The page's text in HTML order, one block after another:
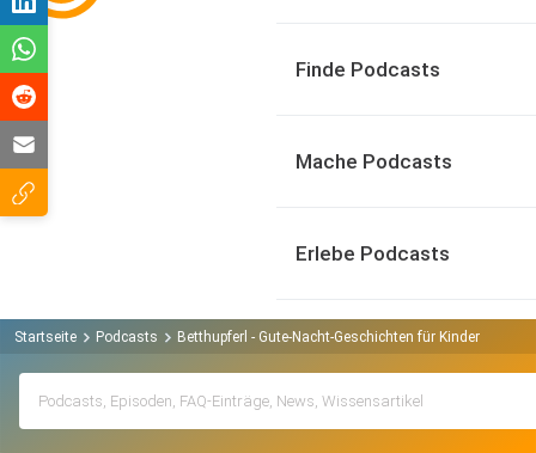
Finde Podcasts
Mache Podcasts
Erlebe Podcasts
Startseite Podcasts Betthupferl - Gute-Nacht-Geschichten für Kinder Podcast